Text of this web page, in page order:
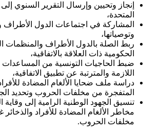
إنجاز وتحيين وإرسال التقرير السنوي إلى
المتحدة،
المشاركة في اجتماعات الدول الأطراف
وتوصياتها،
ربط الصلة بالدول الأطراف والمنظمات
الحكومية ذات العلاقة بالاتفاقية،
ضبط الحاجيات التونسية من المساعدات
اللازمة والمترتبة عن تطبيق الاتفاقية،
دراسة ملف ضحايا الألغام المضادة
المتفجرة من مخلفات الحروب وتحديد
تنسيق الجهود الوطنية الرامية إلى
مخاطر الألغام المضادة للأفراد
مخلفات الحروب.